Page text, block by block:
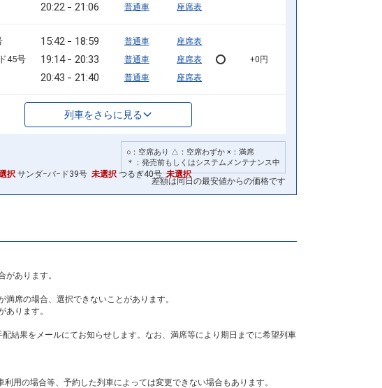
20:22 21:06 普通車 座席表
15:42 18:59 普通車 座席表
45号 19:14 20:33 普通車 座席表
20:43 21:40 普通車 座席表
+0円
列車をさらに見る
○：空席あり △：空席わずか ×：満席
＊：発売前もしくはシステムメンテナンス中
差額は同日の最安値からの価格です
択 サンダ−バ−ド39号 未選択 つるぎ40号 未選択
あります。
席の場合、選択できないことがあります。
ります。
結果をメールにてお知らせします。なお、満席等により期日までに希望列車
用の場合等、予約した列車によっては変更できない場合もあります。